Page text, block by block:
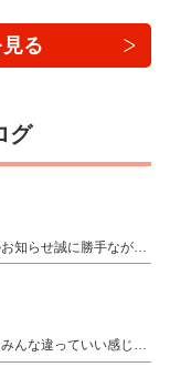
る
グ
知らせ誠に勝手なが…
んな違っていい感じ…